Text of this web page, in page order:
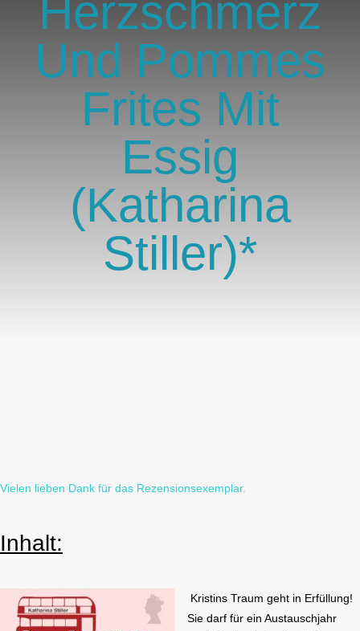
GlücksMond Atelier
Meine Lieblingsblogs
Herzschmerz
Und Pommes
Frites Mit
Essig
(Katharina
Stiller)*
Vielen lieben Dank für das Rezensionsexemplar.
Inhalt:
Kristins Traum geht in Erfüllung!
Sie darf für ein Austauschjahr